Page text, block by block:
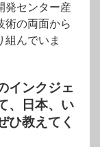
発センター産
術の両面から
組んでいま
インクジェ
、日本、い
ひ教えてく